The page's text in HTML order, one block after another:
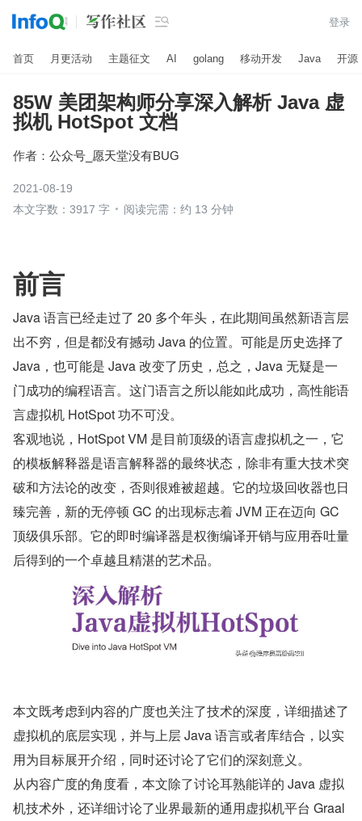
 登录
首页 月更活动 主题征文 AI golang 移动开发 Java 开源
85W 美团架构师分享深入解析 Java 虚
拟机 HotSpot 文档
作者： 公众号_愿天堂没有BUG
2021-08-19
本文字数：3917 字
阅读完需：约 13 分钟
前言
Java 语言已经走过了 20 多个年头，在此期间虽然新语言层
出不穷，但是都没有撼动 Java 的位置。可能是历史选择了
Java，也可能是 Java 改变了历史，总之，Java 无疑是一
门成功的编程语言。这门语言之所以能如此成功，高性能语
言虚拟机 HotSpot 功不可没。
客观地说，HotSpot VM 是目前顶级的语言虚拟机之一，它
的模板解释器是语言解释器的最终状态，除非有重大技术突
破和方法论的改变，否则很难被超越。它的垃圾回收器也日
臻完善，新的无停顿 GC 的出现标志着 JVM 正在迈向 GC
顶级俱乐部。它的即时编译器是权衡编译开销与应用吞吐量
后得到的一个卓越且精湛的艺术品。
本文既考虑到内容的广度也关注了技术的深度，详细描述了
虚拟机的底层实现，并与上层 Java 语言或者库结合，以实
用为目标展开介绍，同时还讨论了它们的深刻意义。
从内容广度的角度看，本文除了讨论耳熟能详的 Java 虚拟
机技术外，还详细讨论了业界最新的通用虚拟机平台 Graal